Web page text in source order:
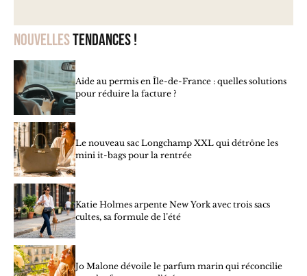
Nouvellestendances !
Aide au permis en Île-de-France : quelles solutions
pour réduire la facture ?
Le nouveau sac Longchamp XXL qui détrône les
mini it-bags pour la rentrée
Katie Holmes arpente New York avec trois sacs
cultes, sa formule de l’été
Jo Malone dévoile le parfum marin qui réconcilie